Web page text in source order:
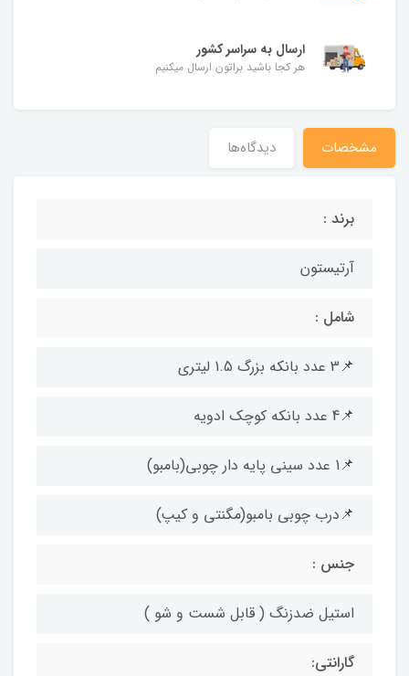
ارسال به سراسر کشور
هر کجا باشید براتون ارسال میکنیم
مشخصات دیدگاه‌ها
برند :
آرتیستون
شامل :
📌3 عدد بانکه بزرگ 1.5 لیتری
📌4 عدد بانکه کوچک ادویه
📌1 عدد سینی پایه دار چوبی(بامبو)
📌درب چوبی بامبو(مگنتی و کیپ)
جنس :
استیل ضدزنگ ( قابل شست و شو )
گارانتی: